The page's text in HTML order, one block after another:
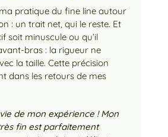
pratique du fine line autour
: un trait net, qui le reste. Et
soit minuscule ou qu’il
bras : la rigueur ne
la taille. Cette précision
dans les retours de mes
de mon expérience ! Mon
fin est parfaitement